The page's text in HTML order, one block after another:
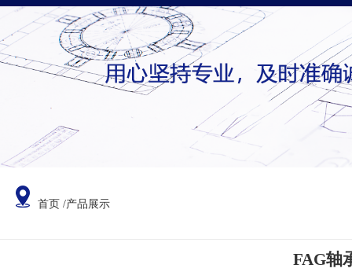
首页 /产品展示
FAG轴